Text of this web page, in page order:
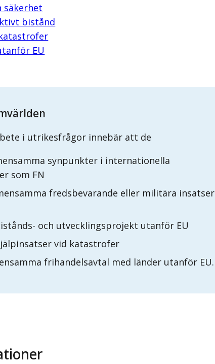
säkerhet
bistånd
EU
i utrikesfrågor innebär att de
synpunkter i internationella
som FN
fredsbevarande eller militära insatser
och utvecklingsprojekt utanför EU
vid katastrofer
frihandelsavtal med länder utanför EU.